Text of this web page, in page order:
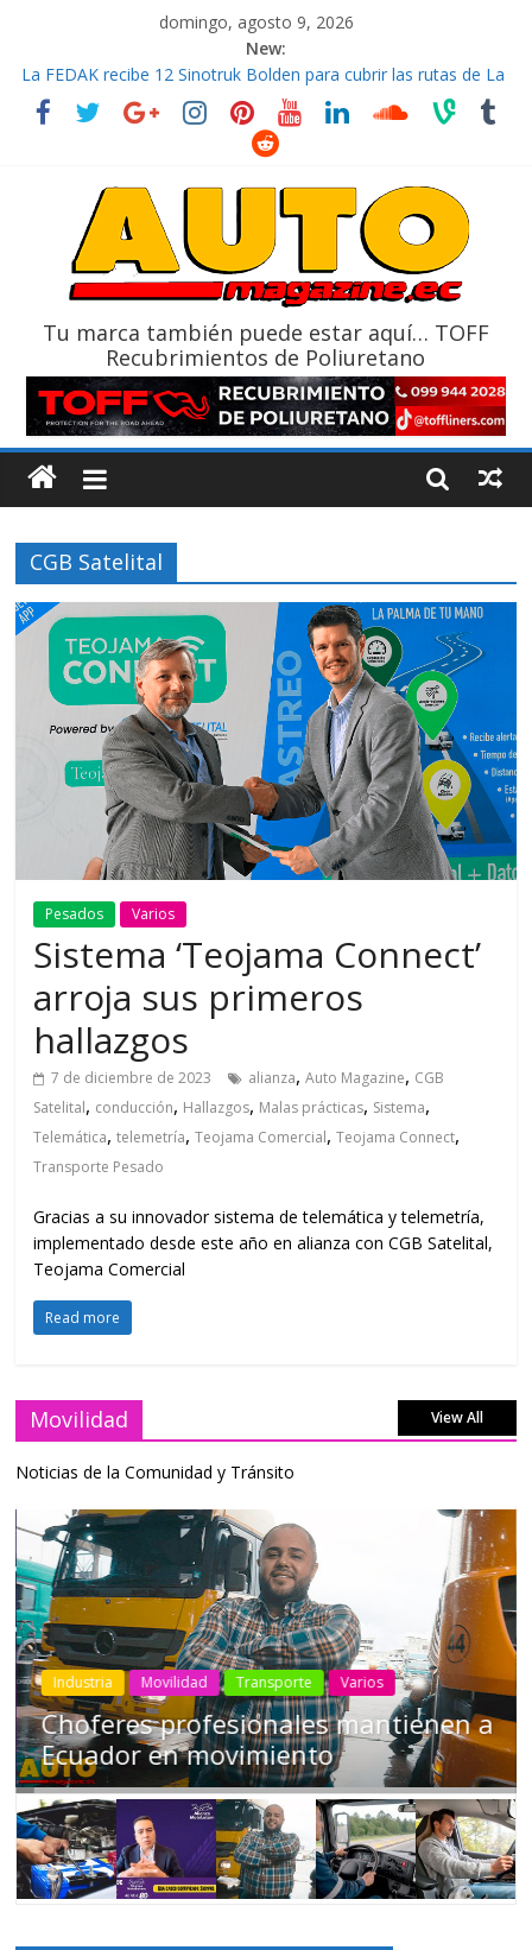
domingo, agosto 9, 2026
New:
La FEDAK recibe 12 Sinotruk Bolden para cubrir las rutas de La
Vuelta
El costo de tener un vehículo gana protagonismo a la hora de
¿Qué puede pasar con tu vehículo si permanece varios días sin
La Vuelta al Ecuador 2026, edición 47ª, recorre 7 provincias en 8
Tu marca también puede estar aquí… TOFF
Recubrimientos de Poliuretano
CGB Satelital
Pesados Varios
Sistema ‘Teojama Connect’
arroja sus primeros
hallazgos
7 de diciembre de 2023 alianza,Auto Magazine, CGB
Satelital, conducción, Hallazgos, Malas prácticas, Sistema,
Telemática,telemetría,Teojama Comercial,Teojama Connect,
Transporte Pesado
Gracias a su innovador sistema de telemática y telemetría,
implementado desde este año en alianza con CGB Satelital,
Teojama Comercial
Read more
Movilidad View All
Noticias de la Comunidad y Tránsito
Industria Movilidad Transporte Varios
Choferes profesionales mantienen a
Ecuador en movimiento